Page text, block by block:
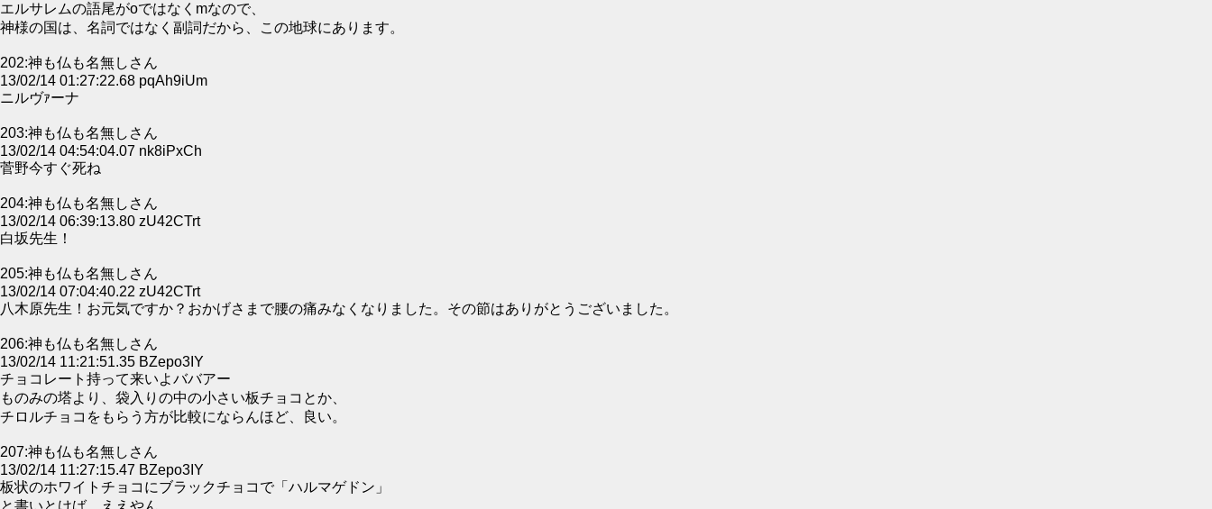
エルサレムの語尾がoではなくmなので、
神様の国は、名詞ではなく副詞だから、この地球にあります。
202:神も仏も名無しさん
13/02/14 01:27:22.68 pqAh9iUm
ニルヴｧーナ
203:神も仏も名無しさん
13/02/14 04:54:04.07 nk8iPxCh
菅野今すぐ死ね
204:神も仏も名無しさん
13/02/14 06:39:13.80 zU42CTrt
白坂先生！
205:神も仏も名無しさん
13/02/14 07:04:40.22 zU42CTrt
八木原先生！お元気ですか？おかげさまで腰の痛みなくなりました。その節はありがとうございました。
206:神も仏も名無しさん
13/02/14 11:21:51.35 BZepo3IY
チョコレート持って来いよババアー
ものみの塔より、袋入りの中の小さい板チョコとか、
チロルチョコをもらう方が比較にならんほど、良い。
207:神も仏も名無しさん
13/02/14 11:27:15.47 BZepo3IY
板状のホワイトチョコにブラックチョコで「ハルマゲドン」
と書いとけば、ええやん。